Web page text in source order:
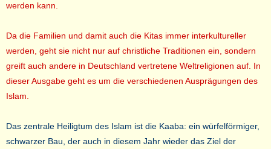
werden kann.
Da die Familien und damit auch die Kitas immer interkultureller
werden, geht sie nicht nur auf christliche Traditionen ein, sondern
greift auch andere in Deutschland vertretene Weltreligionen auf. In
dieser Ausgabe geht es um die verschiedenen Ausprägungen des
Islam.
Das zentrale Heiligtum des Islam ist die Kaaba: ein würfelförmiger,
schwarzer Bau, der auch in diesem Jahr wieder das Ziel der